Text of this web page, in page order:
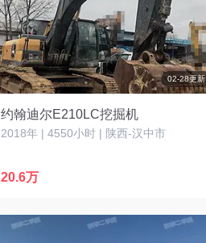
02-28更新
约翰迪尔E210LC挖掘机
2018年 | 4550小时 | 陕西-汉中市
20.6万